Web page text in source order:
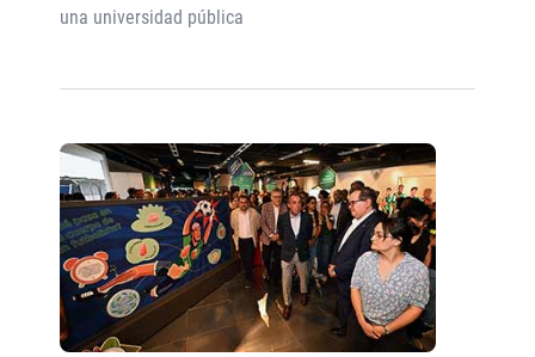
una universidad pública